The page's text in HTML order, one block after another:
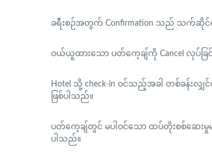
-ဆေးစစ်ချက်ရလဒ်များပါဝင်ပါတယ်။
ခရီးစဉ်အတွက် Confirmation သည် သက်ဆို
ဝယ်ယူထားသော ပတ်ကေ့ချ်ကို Cancel လုပ်ခ
Hotel သို့ check-in ဝင်သည့်အခါ တစ်ခန်းလျှ
ဖြစ်ပါသည်။
ပတ်ကေ့ချ်တွင် မပါဝင်သော ထပ်တိုးစစ်ဆေး
ပါသည်။